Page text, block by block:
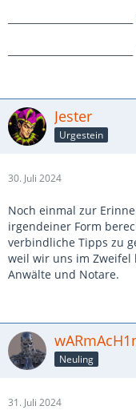
Jester
Urgestein
30. Juli 2024
Noch einmal zur
irgendeiner Form
verbindliche Tipps zu
weil wir uns im
Anwälte und Notare.
Neuling
31. Juli 2024